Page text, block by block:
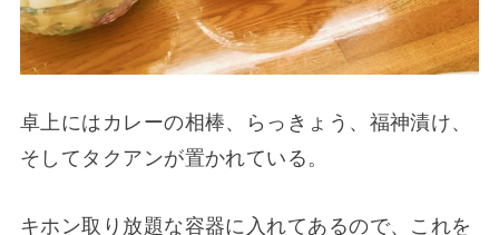
卓上にはカレーの相棒、らっきょう、福神漬け、
そしてタクアンが置かれている。
キホン取り放題な容器に入れてあるので、これを